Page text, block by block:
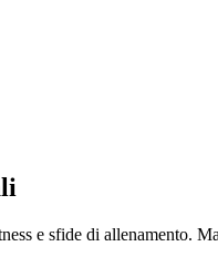
e sfide di allenamento.